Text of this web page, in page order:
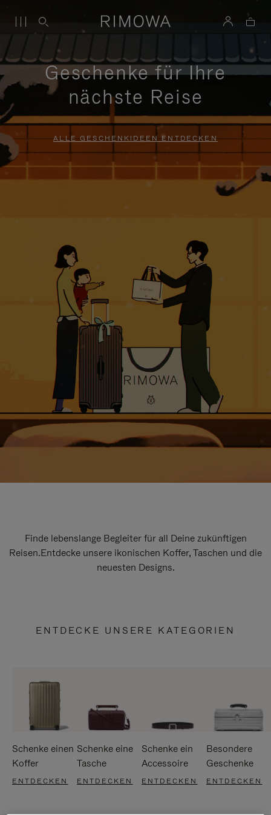
Geschenke für Ihre
nächste Reise
ALLE GESCHENKIDEEN ENTDECKEN
Finde lebenslange Begleiter für all Deine zukünftigen
Reisen.Entdecke unsere ikonischen Koffer, Taschen und die
neuesten Designs.
ENTDECKE UNSERE KATEGORIEN
Schenke einen
Koffer
ENTDECKEN
Schenke eine
Tasche
ENTDECKEN
Schenke ein
Accessoire
ENTDECKEN
Besondere
Geschenke
ENTDECKEN